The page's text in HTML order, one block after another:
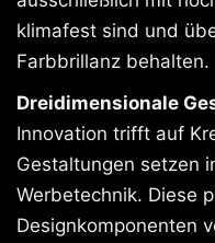
klimafest sind und
Farbbrillanz behalten.
Dreidimensionale
Innovation trifft auf
Gestaltungen setzen
Werbetechnik. Diese
Designkomponenten